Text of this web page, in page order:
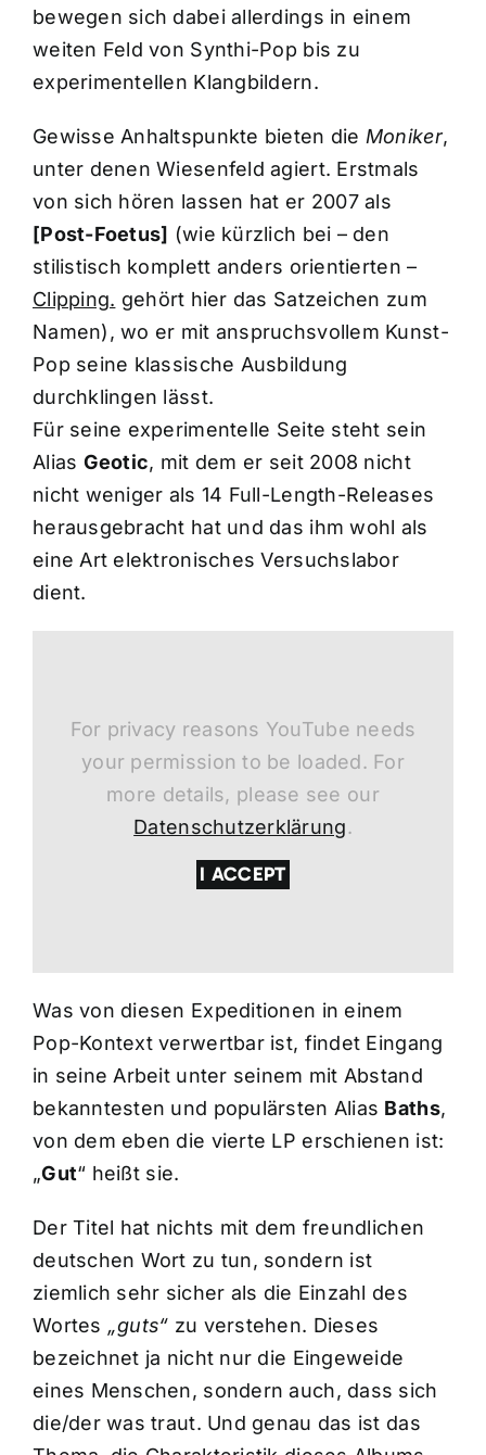
bewegen sich dabei allerdings in einem
weiten Feld von Synthi-Pop bis zu
experimentellen Klangbildern.
Gewisse Anhaltspunkte bieten die Moniker,
unter denen Wiesenfeld agiert. Erstmals
von sich hören lassen hat er 2007 als
[Post-Foetus] (wie kürzlich bei – den
stilistisch komplett anders orientierten –
Clipping. gehört hier das Satzeichen zum
Namen), wo er mit anspruchsvollem Kunst-
Pop seine klassische Ausbildung
durchklingen lässt.
Für seine experimentelle Seite steht sein
Alias Geotic, mit dem er seit 2008 nicht
nicht weniger als 14 Full-Length-Releases
herausgebracht hat und das ihm wohl als
eine Art elektronisches Versuchslabor
dient.
For privacy reasons YouTube needs
your permission to be loaded. For
more details, please see our
Datenschutzerklärung.
I ACCEPT
Was von diesen Expeditionen in einem
Pop-Kontext verwertbar ist, findet Eingang
in seine Arbeit unter seinem mit Abstand
bekanntesten und populärsten Alias Baths,
von dem eben die vierte LP erschienen ist:
„Gut“ heißt sie.
Der Titel hat nichts mit dem freundlichen
deutschen Wort zu tun, sondern ist
ziemlich sehr sicher als die Einzahl des
Wortes „guts“ zu verstehen. Dieses
bezeichnet ja nicht nur die Eingeweide
eines Menschen, sondern auch, dass sich
die/der was traut. Und genau das ist das